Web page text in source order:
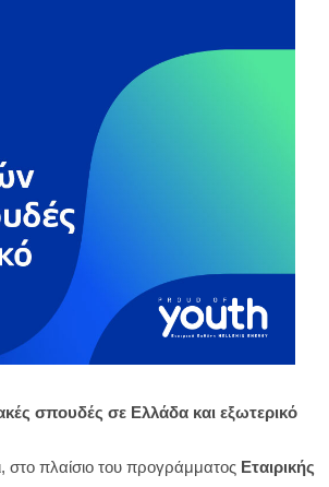
σπουδές σε Ελλάδα και εξωτερικό
στο πλαίσιο του προγράμματος Εταιρικής